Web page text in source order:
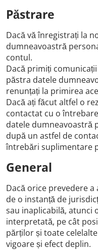
Păstrare
Dacă vă înregistrați la
dumneavoastră
contul.
Dacă primiți
păstra datele
renunțați la primirea
Dacă ați făcut altfel o
contactat cu o
datele dumneavoastră
după un astfel de
întrebări suplimentare
General
Dacă orice prevedere
de o instanță de
sau inaplicabilă, atunci
interpretată, pe cât
părților și toate
vigoare și efect deplin.